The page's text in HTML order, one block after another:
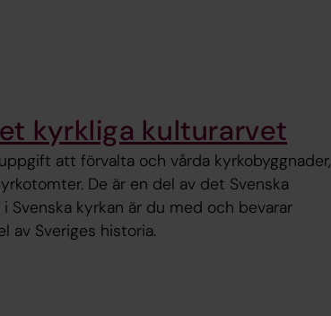
kyrkliga kulturarvet
att förvalta och vårda kyrkobyggnader,
De är en del av det Svenska
kyrkan är du med och bevarar
av Sveriges historia.